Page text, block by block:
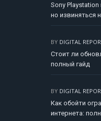
Sony
но извиняться
BY DIGITAL
Стоит ли
полный гайд
BY DIGITAL
Как обойти
интернета: